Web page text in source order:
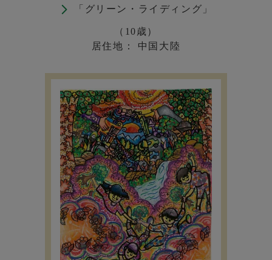
「グリーン・ライディング」
（10歳）
居住地： 中国大陸